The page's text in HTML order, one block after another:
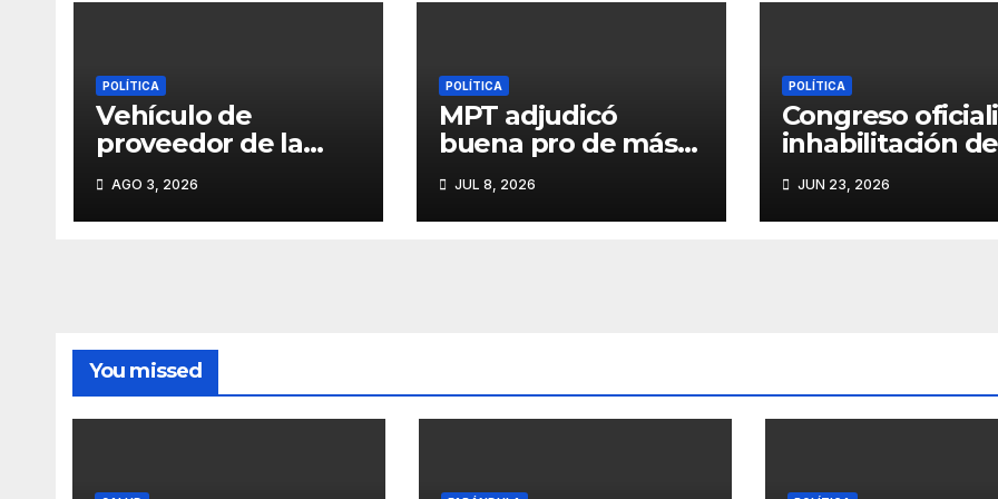
POLÍTICA
Vehículo de
proveedor de la
Víctor Larco
aparece con
AGO 3, 2026
POLÍTICA
MPT adjudicó
buena pro de más
consorcio que no
acreditó
JUL 8, 2026
POLÍTICA
Congreso
inhabilitación de
10 años para
cargos públicos
JUN 23, 2026
You missed